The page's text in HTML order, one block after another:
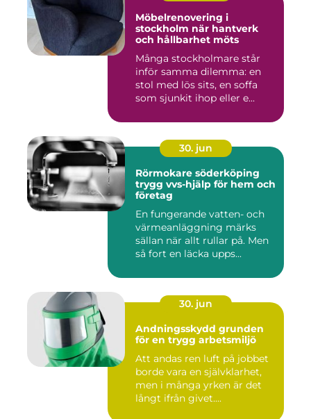
Möbelrenovering i
stockholm när hantverk
och hållbarhet möts
Många stockholmare står
inför samma dilemma: en
stol med lös sits, en soffa
som sjunkit ihop eller e...
30. jun
Rörmokare söderköping
trygg vvs-hjälp för hem och
företag
En fungerande vatten- och
värmeanläggning märks
sällan när allt rullar på. Men
så fort en läcka upps...
30. jun
Andningsskydd grunden
för en trygg arbetsmiljö
Att andas ren luft på jobbet
borde vara en självklarhet,
men i många yrken är det
långt ifrån givet....